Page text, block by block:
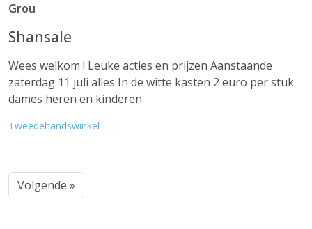
Grou
Shansale
Wees welkom ! Leuke acties en prijzen Aanstaande
zaterdag 11 juli alles In de witte kasten 2 euro per stuk
dames heren en kinderen
Tweedehandswinkel
Volgende »